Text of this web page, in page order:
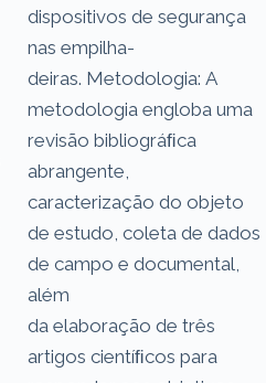
dispositivos de segurança
nas empilha-
deiras. Metodologia: A
metodologia engloba uma
revisão bibliográﬁca
abrangente,
caracterização do objeto
de estudo, coleta de dados
de campo e documental,
além
da elaboração de três
artigos cientíﬁcos para